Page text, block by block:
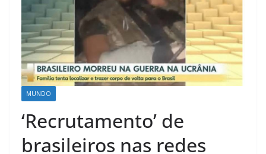
MUNDO
‘Recrutamento’ de
brasileiros nas redes